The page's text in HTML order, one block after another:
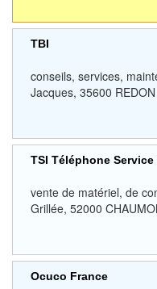
TBI
conseils, services,
Jacques, 35600
TSI Téléphone
vente de matériel, de
Grillée, 52000
Ocuco France